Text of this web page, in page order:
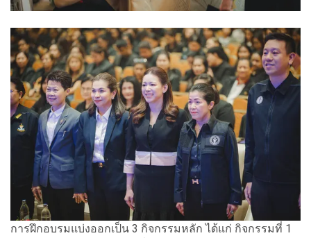
การฝึกอบรมแบ่งออกเป็น 3 กิจกรรมหลัก ได้แก่ กิจกรรมที่ 1